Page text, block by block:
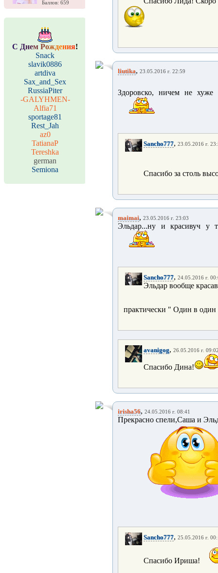
Баллов: 659
С Днем Рождения!
Snack
slavik0886
artdiva
Sax_and_Sex
RussiaPiter
-GALYHMEN-
Alfia71
sportage81
Rest_Jah
az0
TatianaP
Tereshka
german
Semiona
liutika, 23.05.2016 г. 22:59
Здоровско, ничем не хуже
Sancho777, 23.05.2016 г.
Спасибо за столь
maimai, 23.05.2016 г. 23:03
Эльдар...ну и красивуч у
Sancho777, 24.05.2016 г.
Эльдар вообще
практически " Один в
avanigog, 26.05.2016 г.
Спасибо Дина!
irisha56, 24.05.2016 г. 08:41
Прекрасно спели,Саша и
Sancho777, 25.05.2016 г.
Спасибо Ириша!